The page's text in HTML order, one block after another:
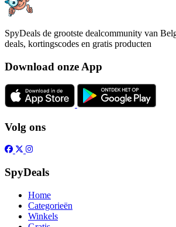
SpyDeals de grootste dealcommunity van
deals, kortingscodes en gratis producten
Download onze App
Volg ons
SpyDeals
Home
Categorieën
Winkels